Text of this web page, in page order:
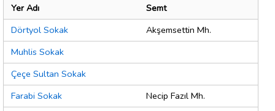
Yer Adı
Semt
Dörtyol Sokak
Akşemsettin Mh.
Muhlis Sokak
Çeçe Sultan Sokak
Farabi Sokak
Necip Fazıl Mh.